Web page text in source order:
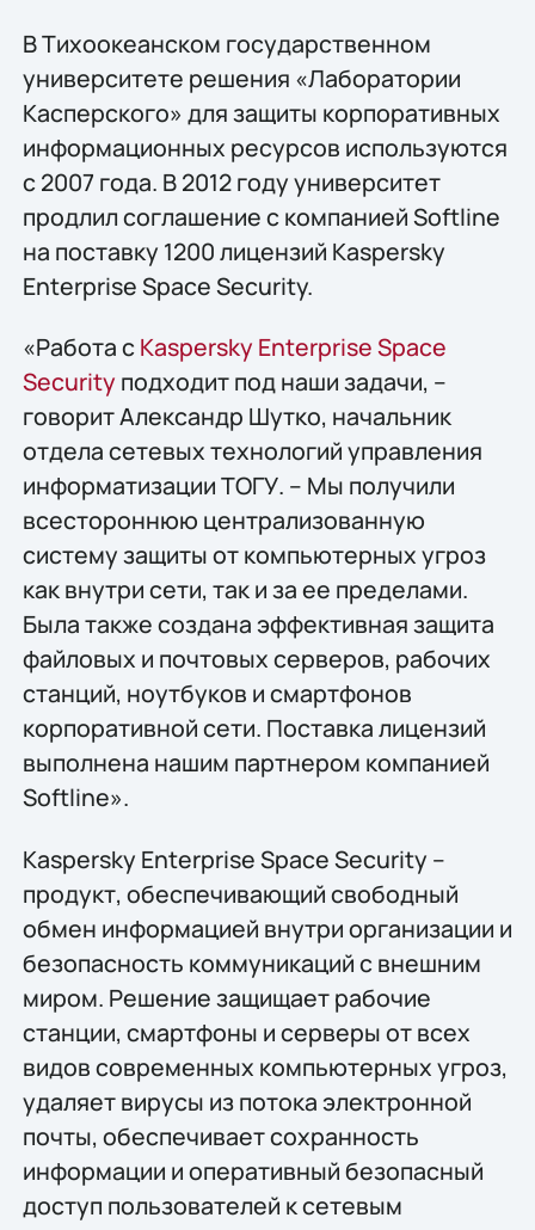
В Тихоокеанском государственном
университете решения «Лаборатории
Касперского» для защиты корпоративных
информационных ресурсов используются
с 2007 года. В 2012 году университет
продлил соглашение с компанией Softline
на поставку 1200 лицензий Kaspersky
Enterprise Space Security.
«Работа сKaspersky Enterprise Space
Security подходит под наши задачи, –
говорит Александр Шутко, начальник
отдела сетевых технологий управления
информатизации ТОГУ. – Мы получили
всестороннюю централизованную
систему защиты от компьютерных угроз
как внутри сети, так и за ее пределами.
Была также создана эффективная защита
файловых и почтовых серверов, рабочих
станций, ноутбуков и смартфонов
корпоративной сети. Поставка лицензий
выполнена нашим партнером компанией
Softline».
Kaspersky Enterprise Space Security –
продукт, обеспечивающий свободный
обмен информацией внутри организации и
безопасность коммуникаций с внешним
миром. Решение защищает рабочие
станции, смартфоны и серверы от всех
видов современных компьютерных угроз,
удаляет вирусы из потока электронной
почты, обеспечивает сохранность
информации и оперативный безопасный
доступ пользователей к сетевым